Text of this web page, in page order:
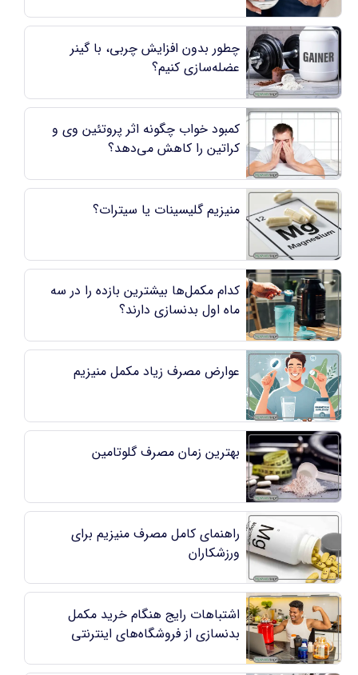
چطور بدون افزایش چربی، با گینر
عضله‌سازی کنیم؟
کمبود خواب چگونه اثر پروتئین وی و
کراتین را کاهش می‌دهد؟
منیزیم گلیسینات یا سیترات؟
کدام مکمل‌ها بیشترین بازده را در سه
ماه اول بدنسازی دارند؟
عوارض مصرف زیاد مکمل منیزیم
بهترین زمان مصرف گلوتامین
راهنمای کامل مصرف منیزیم برای
ورزشکاران
اشتباهات رایج هنگام خرید مکمل
بدنسازی از فروشگاه‌های اینترنتی